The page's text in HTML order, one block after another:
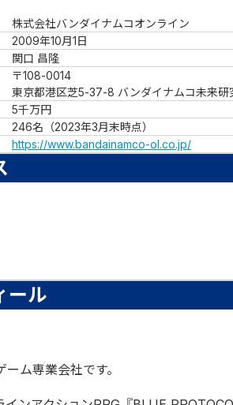
株式会社バンダイナムコオンライン
2009年10月1日
関口 昌隆
〒108-0014
東京都港区芝5-37-8 バンダイナムコ未来研
5千万円
246名（2023年3月末時点）
https://www.bandainamco-ol.co.jp/
ール
ム専業会社です。